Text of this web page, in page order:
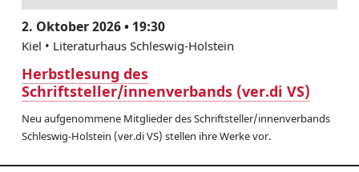
2. Oktober 2026 • 19:30
Kiel • Literaturhaus Schleswig-Holstein
Herbstlesung des
Schriftsteller/innenverbands (ver.di VS)
Neu aufgenommene Mitglieder des Schriftsteller/innenverbands
Schleswig-Holstein (ver.di VS) stellen ihre Werke vor.